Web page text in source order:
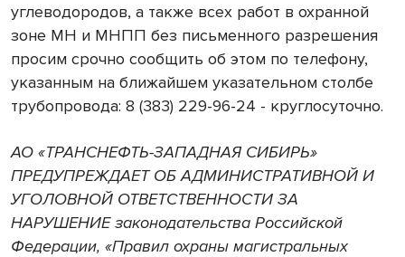
углеводородов, а также всех работ в охранной
зоне МН и МНПП без письменного разрешения
просим срочно сообщить об этом по телефону,
указанным на ближайшем указательном столбе
трубопровода: 8 (383) 229-96-24 - круглосуточно.
АО «ТРАНСНЕФТЬ-ЗАПАДНАЯ СИБИРЬ»
ПРЕДУПРЕЖДАЕТ ОБ АДМИНИСТРАТИВНОЙ И
УГОЛОВНОЙ ОТВЕТСТВЕННОСТИ ЗА
НАРУШЕНИЕ законодательства Российской
Федерации, «Правил охраны магистральных